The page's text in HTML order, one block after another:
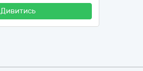
Дивитись